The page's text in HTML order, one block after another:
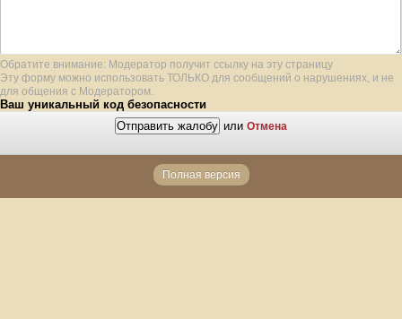
Обратите внимание: Модератор получит ссылку на эту страницу
Эту форму можно использовать ТОЛЬКО для сообщений о нарушениях, и не
для общения с Модератором.
Ваш уникальный код безопасности
или Отмена
Полная версия